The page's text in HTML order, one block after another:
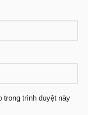
trong trình duyệt này